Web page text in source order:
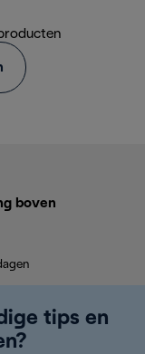
boven
tips en